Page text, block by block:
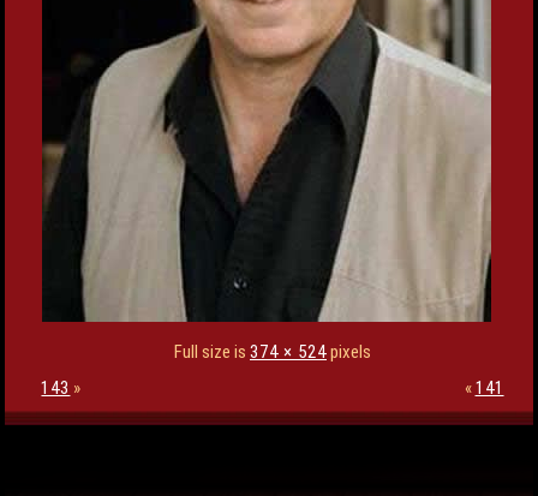
Full size is 374 × 524pixels
143 » «141